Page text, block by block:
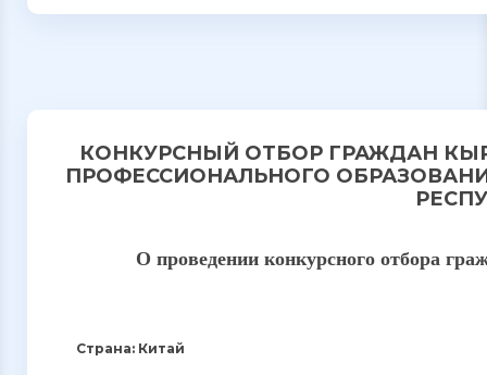
КОНКУРСНЫЙ ОТБОР ГРАЖДАН
ПРОФЕССИОНАЛЬНОГО
О проведении конкурсного отбора
Страна: Китай